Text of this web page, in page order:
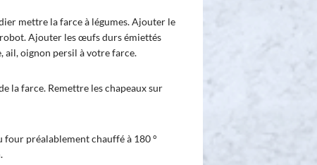
mettre la farce à légumes. Ajouter le
Ajouter les œufs durs émiettés
ail, oignon persil à votre farce.
la farce. Remettre les chapeaux sur
four préalablement chauffé à 180 °